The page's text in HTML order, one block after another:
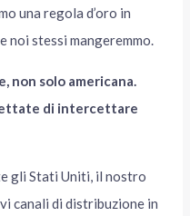
una regola d’oro in
noi stessi mangeremmo.
non solo americana.
di intercettare
gli Stati Uniti, il nostro
canali di distribuzione in